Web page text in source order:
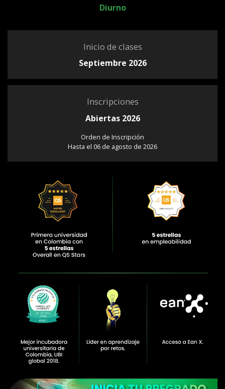
Diurno
Inicio de clases
Septiembre 2026
Inscripciones
Abiertas 2026
Orden de Inscripción
Hasta el 06 de agosto de 2026